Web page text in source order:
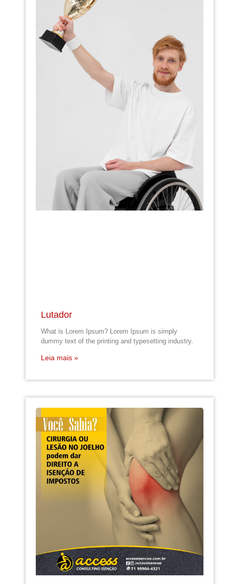
Lutador
What is Lorem Ipsum? Lorem Ipsum is simply
dummy text of the printing and typesetting industry.
Leia mais »